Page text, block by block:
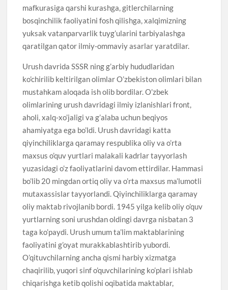
mafkurasiga qarshi kurashga, gitlerchilarning
bosqinchilik faoliyatini fosh qilishga, xalqimizning
yuksak vatanparvarlik tuyg’ularini tarbiyalashga
qaratilgan qator ilmiy-ommaviy asarlar yaratdilar.
Urush davrida SSSR ning g’arbiy hududlaridan
ko’chirilib keltirilgan olimlar O’zbekiston olimlari bilan
mustahkam aloqada ish olib bordilar. O’zbek
olimlarining urush davridagi ilmiy izlanishlari front,
aholi, xalq-xo’jaligi va g’alaba uchun beqiyos
ahamiyatga ega bo’ldi. Urush davridagi katta
qiyinchiliklarga qaramay respublika oliy va o’rta
maxsus o’quv yurtlari malakali kadrlar tayyorlash
yuzasidagi o’z faoliyatlarini davom ettirdilar. Hammasi
bo’lib 20 mingdan ortiq oliy va o’rta maxsus ma’lumotli
mutaxassislar tayyorlandi. Qiyinchiliklarga qaramay
oliy maktab rivojlanib bordi. 1945 yilga kelib oliy o’quv
yurtlarning soni urushdan oldingi davrga nisbatan 3
taga ko’paydi. Urush umum ta’lim maktablarining
faoliyatini g’oyat murakkablashtirib yubordi.
O’qituvchilarning ancha qismi harbiy xizmatga
chaqirilib, yuqori sinf o’quvchilarining ko’plari ishlab
chiqarishga ketib qolishi oqibatida maktablar,